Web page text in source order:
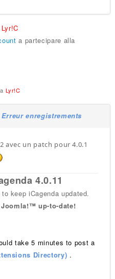
Lyr!C
a partecipare alla
Lyr!C
Erreur enregistrements
avec un patch pour 4.0.1
4.0.11
keep iCagenda updated.
up-to-date!
take 5 minutes to post a
Directory) .